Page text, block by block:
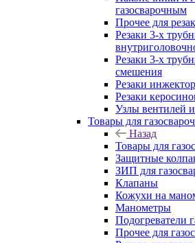
газосварочным
Прочее для
Резаки 3-х
Резаки 3-х
смешения
Резаки
Резаки
Узлы вентилей
Товары для
Назад
Товары для
Защитные
ЗИП для
Клапаны
Кожухи на
Манометры
Подогреватели
Прочее для